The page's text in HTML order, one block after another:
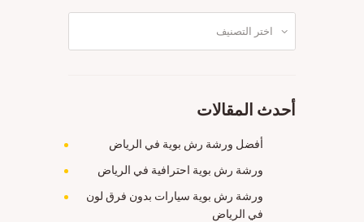
أحدث المقالات
أفضل ورشة رش بوية في الرياض
ورشة رش بوية احترافية في الرياض
ورشة رش بوية سيارات بدون فرق لون
في الرياض